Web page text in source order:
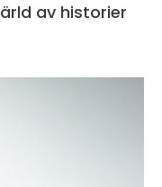
av historier